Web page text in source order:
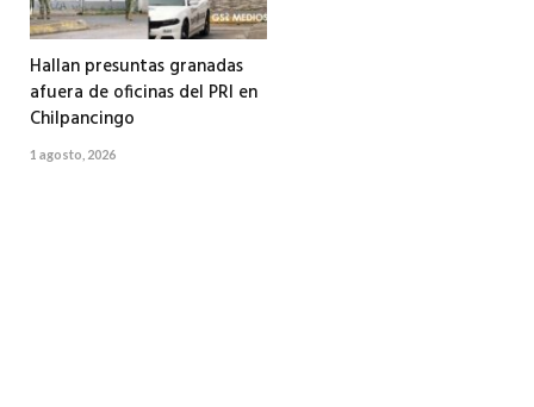
Hallan presuntas granadas
afuera de oficinas del PRI en
Chilpancingo
1 agosto, 2026